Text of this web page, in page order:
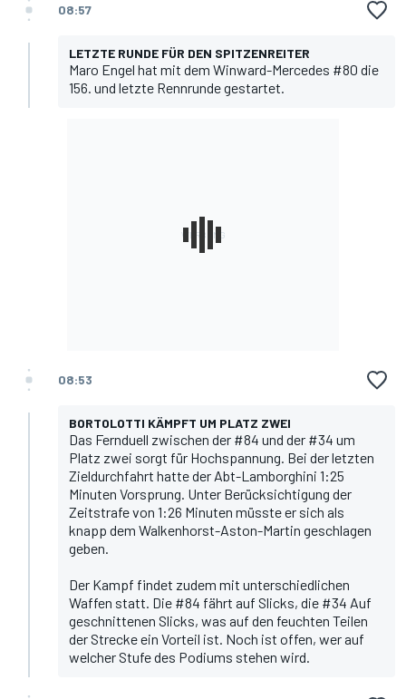
08:57
LETZTE RUNDE FÜR DEN SPITZENREITER
Maro Engel hat mit dem Winward-Mercedes #80 die
156. und letzte Rennrunde gestartet.
08:53
BORTOLOTTI KÄMPFT UM PLATZ ZWEI
Das Fernduell zwischen der #84 und der #34 um
Platz zwei sorgt für Hochspannung. Bei der letzten
Zieldurchfahrt hatte der Abt-Lamborghini 1:25
Minuten Vorsprung. Unter Berücksichtigung der
Zeitstrafe von 1:26 Minuten müsste er sich als
knapp dem Walkenhorst-Aston-Martin geschlagen
geben.
Der Kampf findet zudem mit unterschiedlichen
Waffen statt. Die #84 fährt auf Slicks, die #34 Auf
geschnittenen Slicks, was auf den feuchten Teilen
der Strecke ein Vorteil ist. Noch ist offen, wer auf
welcher Stufe des Podiums stehen wird.